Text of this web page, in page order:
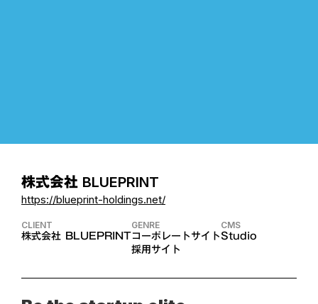
株式会社 BLUEPRINT
https://blueprint-holdings.net/
CLIENT
株式会社 BLUEPRINT
GENRE
コーポレートサイト
採用サイト
CMS
Studio